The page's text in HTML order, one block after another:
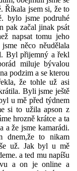
Říkala jsem si, že to
bylo jsme podruhé
pak začal jinak psát
napsat tomu jeho
něco něudělala
Byl přijemný a řekl
miluje bývalou
podzim a se kterou
že tohle už asi
Byli jsme ještě
u mě před týdnem
si to užila apson z
hrozně krátce a ta
a že jsme kamarádi.
dnem,že to nikam
už. Jak byl u mě
a ted mu napíšu
a on je online a